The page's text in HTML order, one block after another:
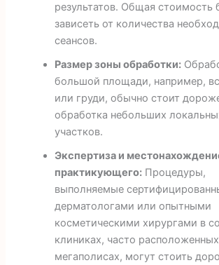
результатов. Общая стоимость
зависеть от количества
сеансов.
Размер зоны обработки:
большой площади, например,
или груди, обычно стоит
обработка небольших
участков.
Экспертиза и
практикующего:Процедуры,
выполняемые
дерматологами или опытными
косметическими хирургами в
клиниках, часто
мегаполисах, могут стоить